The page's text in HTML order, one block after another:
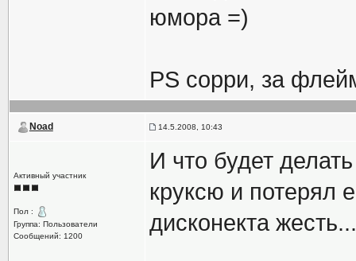
юмора =)
PS сорри, за
Noad 14.5.2008, 10:43
Активный участник
Пол :
Группа: Пользователи
Сообщений: 1200
И что будет
круксю и потерял
дисконекта